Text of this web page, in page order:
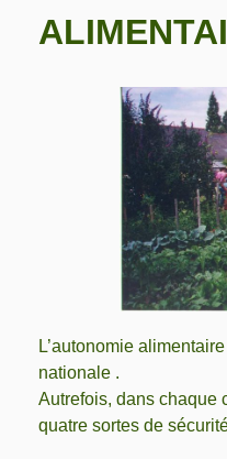
L’autonomie
nationale .
Autrefois, dans chaque
quatre sortes de